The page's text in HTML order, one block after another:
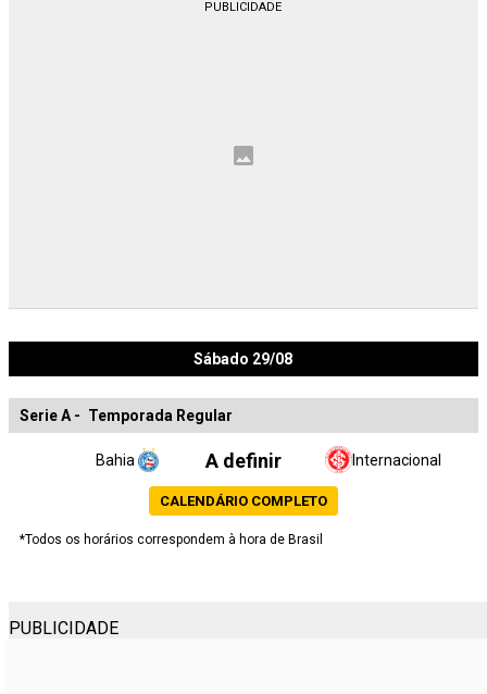
Sábado 29/08
Serie A - Temporada Regular
Bahia A definir Internacional
CALENDÁRIO COMPLETO
*Todos os horários correspondem à hora de Brasil
PUBLICIDADE